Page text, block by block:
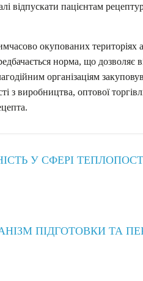
відпускати пацієнтам
окупованих територіях
норма, що дозволяє
організаціям
з виробництва, оптової
У СФЕРІ
ПІДГОТОВКИ ТА